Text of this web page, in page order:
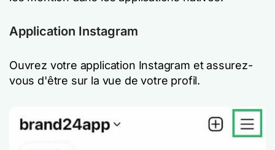
Application Instagram
Ouvrez votre application Instagram et assurez-
vous d'être sur la vue de votre profil.